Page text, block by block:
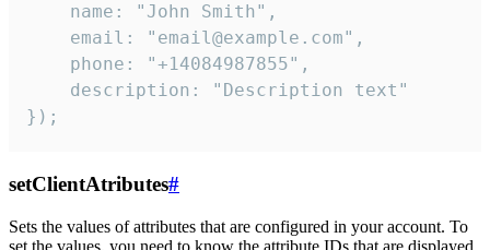
    name: "John Smith",
    email: "email@example.com",
    phone: "+14084987855",
    description: "Description text"
});
setClientAtributes#
Sets the values ​​of attributes that are configured in your account. To
set the values, you need to know the attribute IDs that are displayed